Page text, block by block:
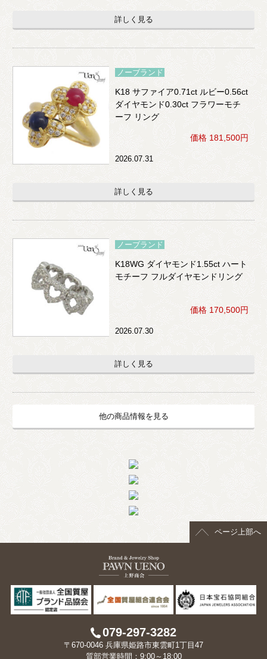
詳しく見る
ノーブランド
K18 サファイア0.71ct ルビー0.56ct
ダイヤモンド0.30ct フラワーモチ
ーフ リング
価格 181,500円
2026.07.31
詳しく見る
ノーブランド
K18WG ダイヤモンド1.55ct ハート
モチーフ フルダイヤモンドリング
価格 170,500円
2026.07.30
詳しく見る
他の商品情報を見る
ページ上部へ
079-297-3282
〒670-0046 兵庫県姫路市東雲町1丁目47
質部営業時間：9:00～18:00